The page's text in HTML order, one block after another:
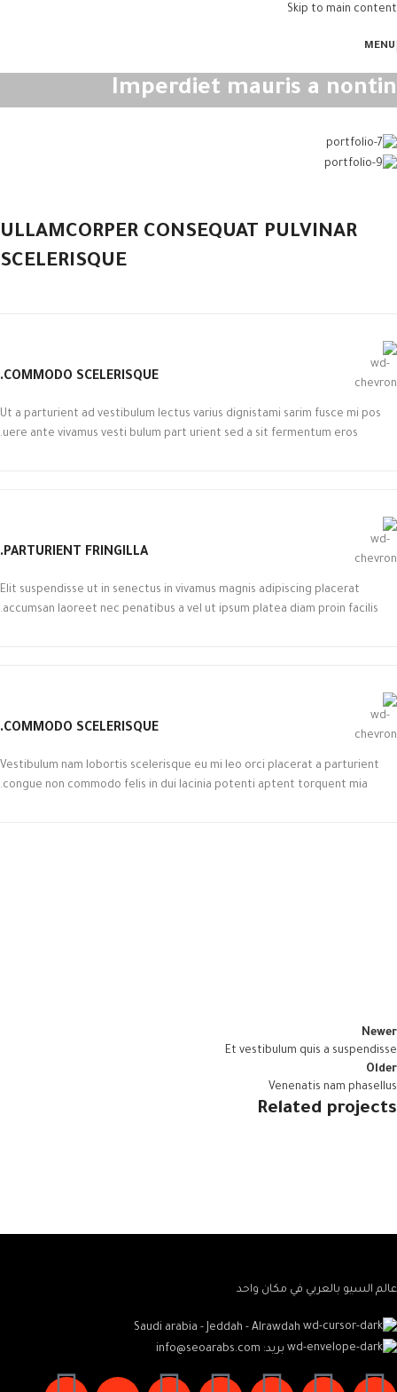
Skip to main content
MENU
Imperdiet mauris a nontin
ULLAMCORPER CONSEQUAT PULVINAR
SCELERISQUE
COMMODO SCELERISQUE.
Ut a parturient ad vestibulum lectus varius dignistami sarim fusce mi pos
uere ante vivamus vesti bulum part urient sed a sit fermentum eros.
PARTURIENT FRINGILLA.
Elit suspendisse ut in senectus in vivamus magnis adipiscing placerat
accumsan laoreet nec penatibus a vel ut ipsum platea diam proin facilis.
COMMODO SCELERISQUE.
Vestibulum nam lobortis scelerisque eu mi leo orci placerat a parturient
congue non commodo felis in dui lacinia potenti aptent torquent mia.
Newer
Et vestibulum quis a suspendisse
Older
Venenatis nam phasellus
Related projects
عالم السيو بالعربي في مكان واحد
Saudi arabia - Jeddah - Alrawdah
بريد: info@seoarabs.com